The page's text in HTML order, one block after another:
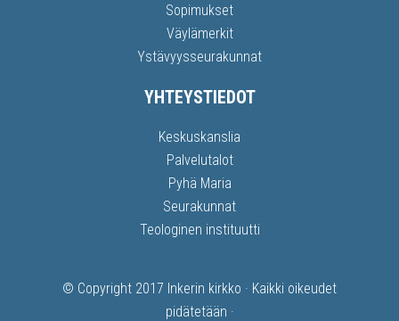
Sopimukset
Väylämerkit
Ystävyysseurakunnat
YHTEYSTIEDOT
Keskuskanslia
Palvelutalot
Pyhä Maria
Seurakunnat
Teologinen instituutti
© Copyright 2017 Inkerin kirkko · Kaikki oikeudet
pidätetään ·